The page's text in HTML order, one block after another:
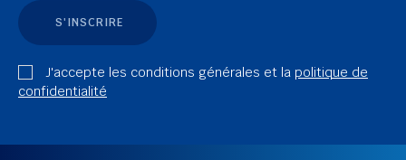
S'INSCRIRE
J'accepte les conditions générales et la politique de
confidentialité